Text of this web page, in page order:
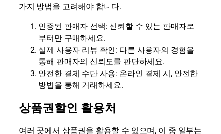
가지 방법을 고려해야 합니다.
인증된 판매자 선택: 신뢰할 수 있는 판매자로
부터만 구매하세요.
실제 사용자 리뷰 확인: 다른 사용자의 경험을
통해 판매자의 신뢰도를 판단하세요.
안전한 결제 수단 사용: 온라인 결제 시, 안전한
방법을 통해 거래하세요.
상품권할인 활용처
여러 곳에서 상품권을 활용할 수 있으며, 이 중 일부는